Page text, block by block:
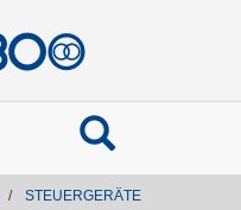
STEUERGERÄTE